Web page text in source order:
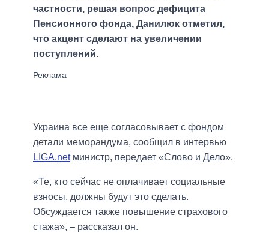
частности, решая вопрос дефицита
Пенсионного фонда, Данилюк отметил,
что акцент сделают на увеличении
поступлений.
Украина все еще согласовывает с фондом
детали меморандума, сообщил в интервью
LIGA.netминистр, передает «Слово и Дело».
«Те, кто сейчас не оплачивает социальные
взносы, должны будут это сделать.
Обсуждается также повышение страхового
стажа», – рассказал он.